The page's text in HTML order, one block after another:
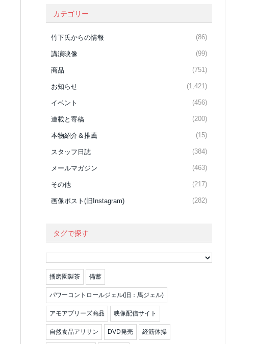
カテゴリー
竹下氏からの情報 (86)
講演映像 (99)
商品 (751)
お知らせ (1,421)
イベント (456)
連載と寄稿 (200)
本物紹介＆推薦 (15)
スタッフ日誌 (384)
メールマガジン (463)
その他 (217)
画像ポスト(旧Instagram) (282)
タグで探す
播磨園製茶 備蓄
パワーコントロールジェル(旧：馬ジェル)
アモアプリーズ商品 映像配信サイト
自然食品アリサン DVD発売 経筋体操